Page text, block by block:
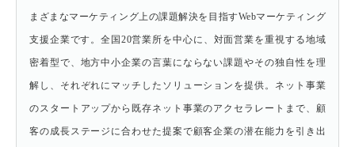
まざまなマーケティング上の課題解決を目指すWebマーケティング
支援企業です。全国20営業所を中心に、対面営業を重視する地域
密着型で、地方中小企業の言葉にならない課題やその独自性を理
解し、それぞれにマッチしたソリューションを提供。ネット事業
のスタートアップから既存ネット事業のアクセラレートまで、顧
客の成長ステージに合わせた提案で顧客企業の潜在能力を引き出